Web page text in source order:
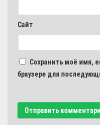
Сайт
Сохранить моё имя,
браузере для